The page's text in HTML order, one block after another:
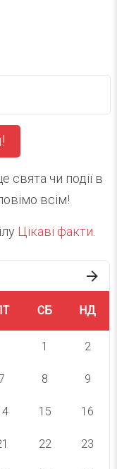
свята чи події в
всім!
Цікаві факти
СБ НД
1 2
8 9
15 16
22 23